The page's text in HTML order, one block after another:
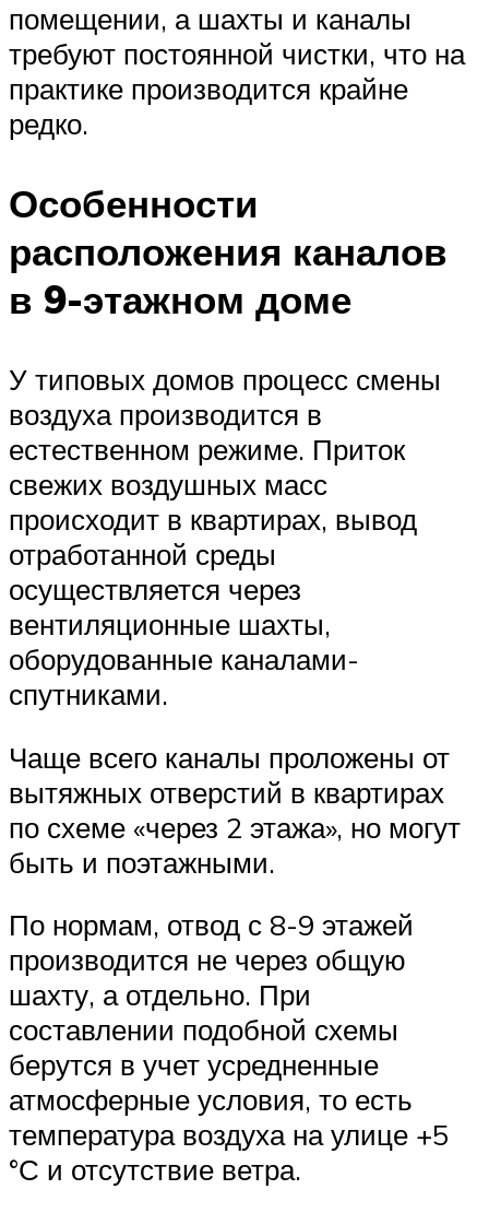
помещении, а шахты и каналы
требуют постоянной чистки, что на
практике производится крайне
редко.
Особенности
расположения каналов
в 9-этажном доме
У типовых домов процесс смены
воздуха производится в
естественном режиме. Приток
свежих воздушных масс
происходит в квартирах, вывод
отработанной среды
осуществляется через
вентиляционные шахты,
оборудованные каналами-
спутниками.
Чаще всего каналы проложены от
вытяжных отверстий в квартирах
по схеме «через 2 этажа», но могут
быть и поэтажными.
По нормам, отвод с 8-9 этажей
производится не через общую
шахту, а отдельно. При
составлении подобной схемы
берутся в учет усредненные
атмосферные условия, то есть
температура воздуха на улице +5
°С и отсутствие ветра.